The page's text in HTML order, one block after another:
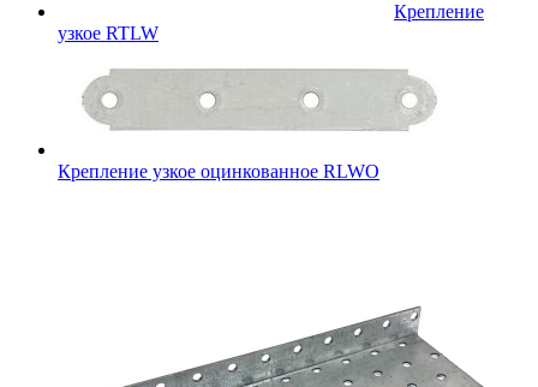
Крепление
узкое RTLW
Крепление узкое оцинкованное RLWO